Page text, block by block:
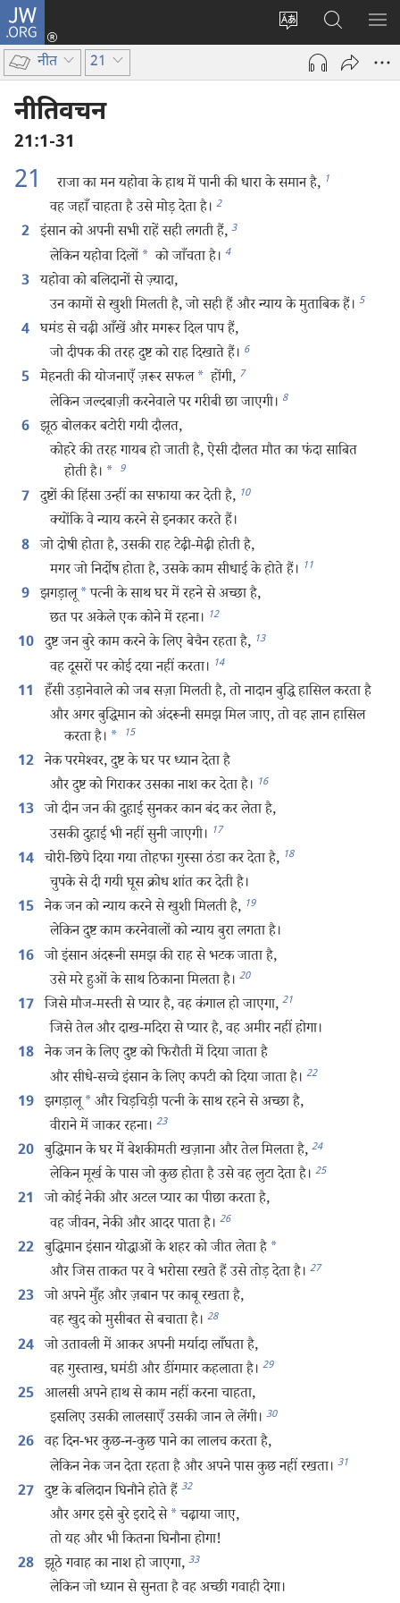
JW.ORG
वेबसाइट
भाषा
लॉग-
इन
(opens
JW.ORG
खोजें
मैन्यू
नीत 21
नीतिवचन
21:1-31
21 राजा का मन यहोवा के हाथ में पानी की धारा के समान है, 1
वह जहाँ चाहता है उसे मोड़ देता है। 2
2 इंसान को अपनी सभी राहें सही लगती हैं, 3
लेकिन यहोवा दिलों * को जाँचता है। 4
3 यहोवा को बलिदानों से ज़्यादा,
उन कामों से खुशी मिलती है, जो सही हैं और न्याय के मुताबिक हैं। 5
4 घमंड से चढ़ी आँखें और मगरूर दिल पाप हैं,
जो दीपक की तरह दुष्ट को राह दिखाते हैं। 6
5 मेहनती की योजनाएँ ज़रूर सफल * होंगी, 7
लेकिन जल्दबाज़ी करनेवाले पर गरीबी छा जाएगी। 8
6 झूठ बोलकर बटोरी गयी दौलत,
कोहरे की तरह गायब हो जाती है, ऐसी दौलत मौत का फंदा साबित
होती है। * 9
7 दुष्टों की हिंसा उन्हीं का सफाया कर देती है, 10
क्योंकि वे न्याय करने से इनकार करते हैं।
8 जो दोषी होता है, उसकी राह टेढ़ी-मेढ़ी होती है,
मगर जो निर्दोष होता है, उसके काम सीधाई के होते हैं। 11
9 झगड़ालू *पत्नी के साथ घर में रहने से अच्छा है,
छत पर अकेले एक कोने में रहना। 12
10 दुष्ट जन बुरे काम करने के लिए बेचैन रहता है, 13
वह दूसरों पर कोई दया नहीं करता। 14
11
हँसी उड़ानेवाले को जब सज़ा मिलती है, तो नादान बुद्धि हासिल करता है
और अगर बुद्धिमान को अंदरूनी समझ मिल जाए, तो वह ज्ञान हासिल
करता है। * 15
12 नेक परमेश्‍वर, दुष्ट के घर पर ध्यान देता है
और दुष्ट को गिराकर उसका नाश कर देता है। 16
13 जो दीन जन की दुहाई सुनकर कान बंद कर लेता है,
उसकी दुहाई भी नहीं सुनी जाएगी। 17
14 चोरी-छिपे दिया गया तोहफा गुस्सा ठंडा कर देता है, 18
चुपके से दी गयी घूस क्रोध शांत कर देती है।
15 नेक जन को न्याय करने से खुशी मिलती है, 19
लेकिन दुष्ट काम करनेवालों को न्याय बुरा लगता है।
16 जो इंसान अंदरूनी समझ की राह से भटक जाता है,
उसे मरे हुओं के साथ ठिकाना मिलता है। 20
17 जिसे मौज-मस्ती से प्यार है, वह कंगाल हो जाएगा, 21
जिसे तेल और दाख-मदिरा से प्यार है, वह अमीर नहीं होगा।
18 नेक जन के लिए दुष्ट को फिरौती में दिया जाता है
और सीधे-सच्चे इंसान के लिए कपटी को दिया जाता है। 22
19 झगड़ालू *और चिड़चिड़ी पत्नी के साथ रहने से अच्छा है,
वीराने में जाकर रहना। 23
20 बुद्धिमान के घर में बेशकीमती खज़ाना और तेल मिलता है, 24
लेकिन मूर्ख के पास जो कुछ होता है उसे वह लुटा देता है। 25
21
जो कोई नेकी और अटल प्यार का पीछा करता है,
वह जीवन, नेकी और आदर पाता है। 26
22 बुद्धिमान इंसान योद्धाओं के शहर को जीत लेता है *
और जिस ताकत पर वे भरोसा रखते हैं उसे तोड़ देता है। 27
23 जो अपने मुँह और ज़बान पर काबू रखता है,
वह खुद को मुसीबत से बचाता है। 28
24 जो उतावली में आकर अपनी मर्यादा लाँघता है,
वह गुस्ताख, घमंडी और डींगमार कहलाता है। 29
25 आलसी अपने हाथ से काम नहीं करना चाहता,
इसलिए उसकी लालसाएँ उसकी जान ले लेंगी। 30
26 वह दिन-भर कुछ-न-कुछ पाने का लालच करता है,
लेकिन नेक जन देता रहता है और अपने पास कुछ नहीं रखता। 31
27 दुष्ट के बलिदान घिनौने होते हैं 32
और अगर इसे बुरे इरादे से *चढ़ाया जाए,
तो यह और भी कितना घिनौना होगा!
28 झूठे गवाह का नाश हो जाएगा, 33
लेकिन जो ध्यान से सुनता है वह अच्छी गवाही देगा।